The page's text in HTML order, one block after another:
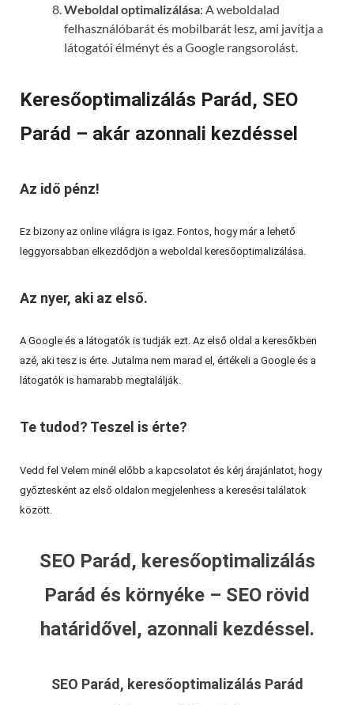
Weboldal optimalizálása: A weboldalad
felhasználóbarát és mobilbarát lesz, ami javítja a
látogatói élményt és a Google rangsorolást.
Keresőoptimalizálás Parád, SEO
Parád – akár azonnali kezdéssel
Az idő pénz!
Ez bizony az online világra is igaz. Fontos, hogy már a lehető
leggyorsabban elkezdődjön a weboldal keresőoptimalizálása.
Az nyer, aki az első.
A Google és a látogatók is tudják ezt. Az első oldal a keresőkben
azé, aki tesz is érte. Jutalma nem marad el, értékeli a Google és a
látogatók is hamarabb megtalálják.
Te tudod? Teszel is érte?
Vedd fel Velem minél előbb a kapcsolatot és kérj árajánlatot, hogy
győztesként az első oldalon megjelenhess a keresési találatok
között.
SEO Parád, keresőoptimalizálás
Parád és környéke – SEO rövid
határidővel, azonnali kezdéssel.
SEO Parád, keresőoptimalizálás Parád